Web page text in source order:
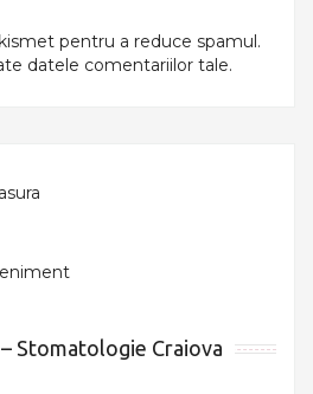
pentru a reduce spamul.
datele comentariilor tale.
Stomatologie Craiova